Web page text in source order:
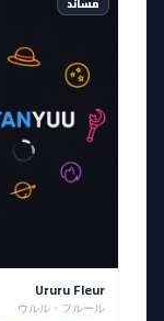
Ururu Fleur
ウルル・フルール